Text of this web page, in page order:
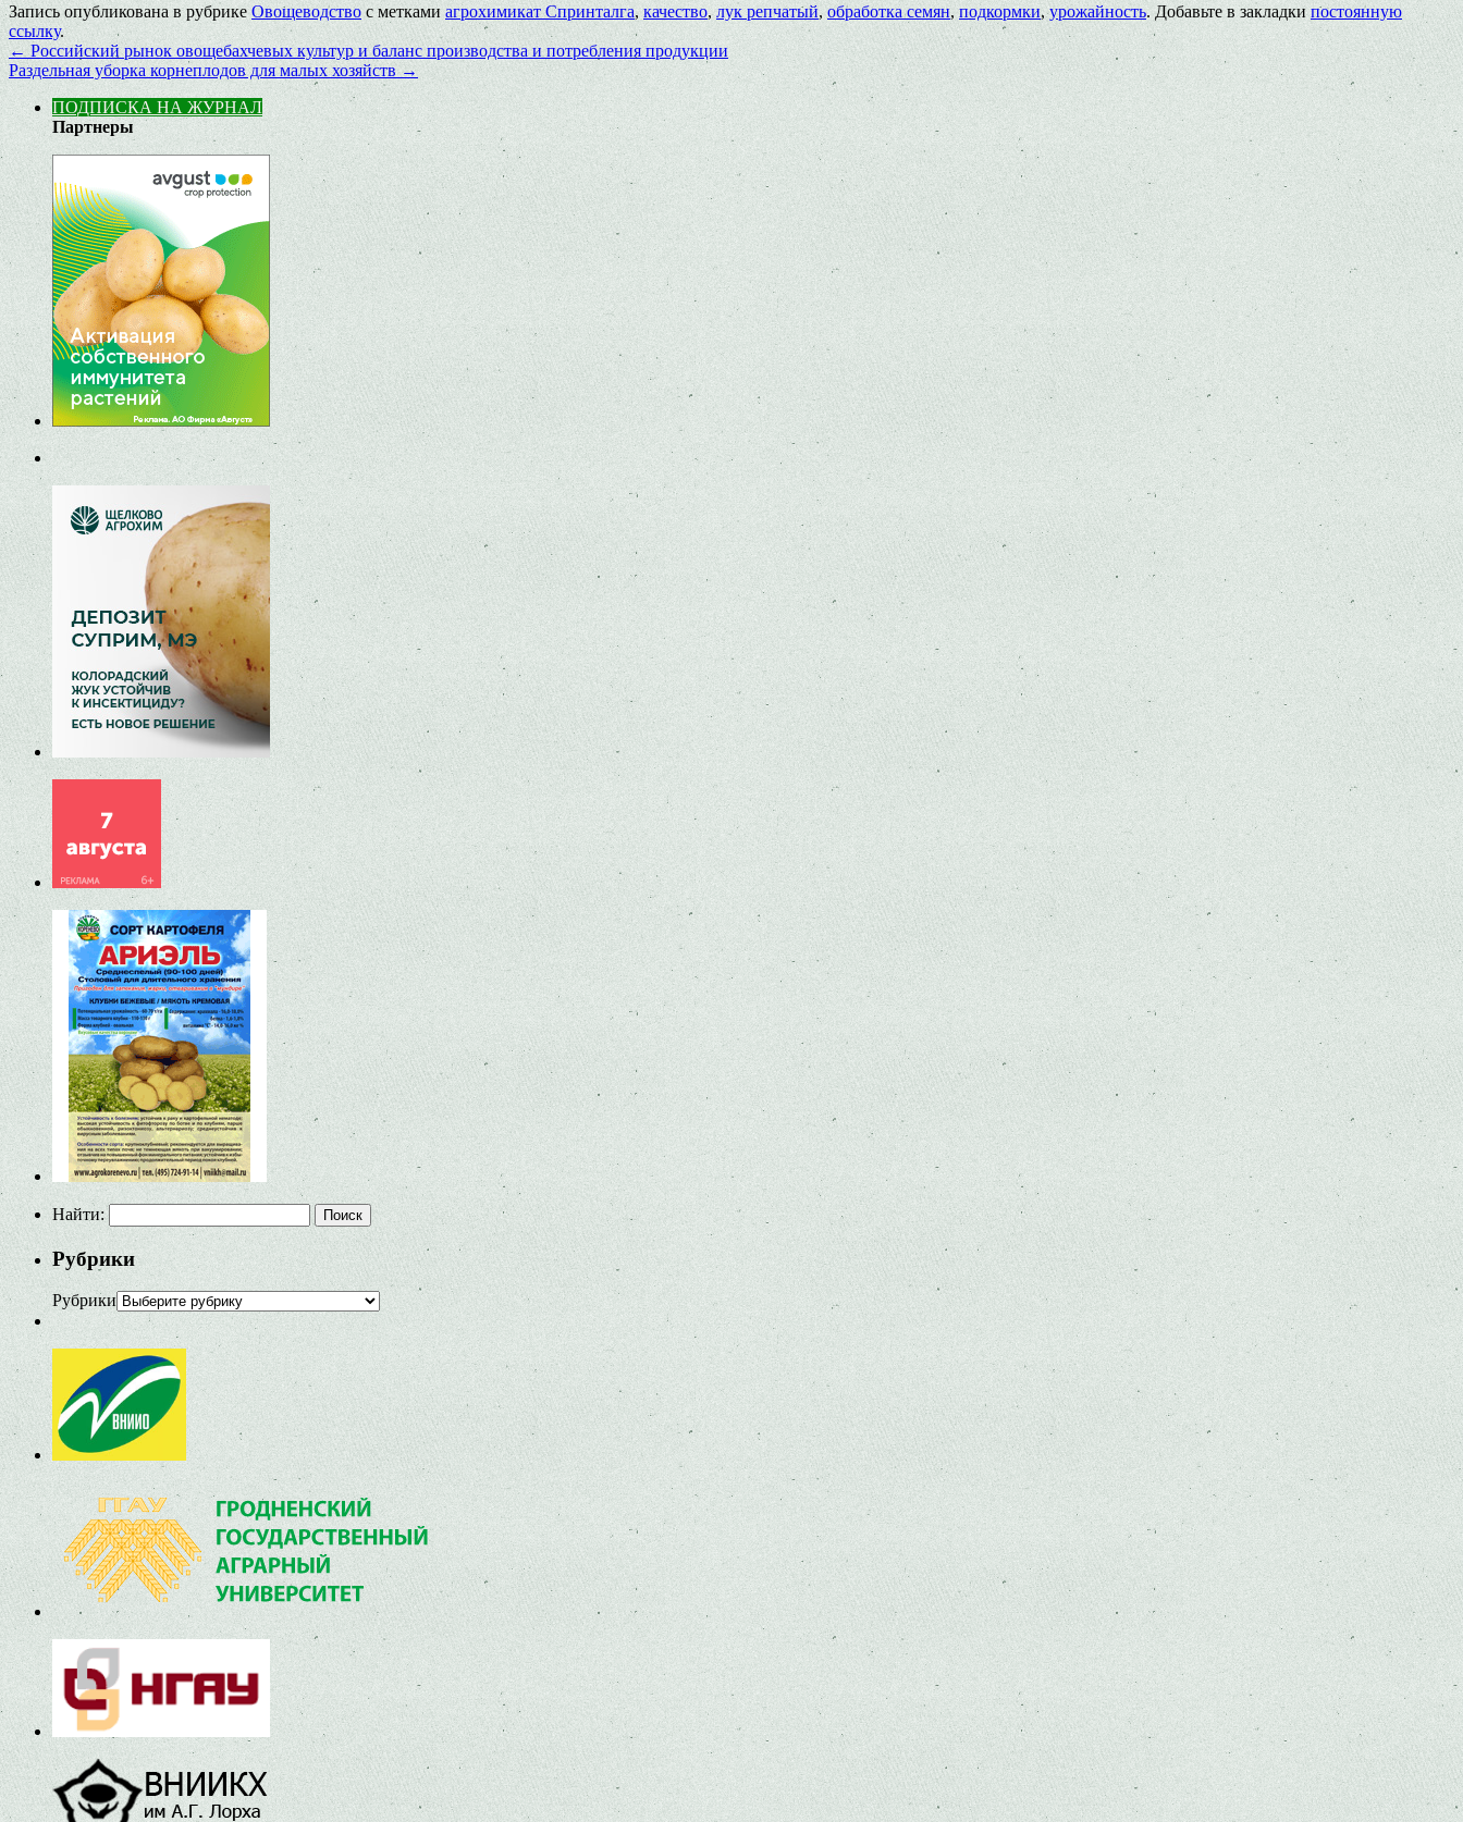
Запись опубликована в рубрикеОвощеводство с метками агрохимикат Спринталга, качество,лук репчатый, обработка семян, подкормки,урожайность. Добавьте в закладкипостоянную
ссылку.
← Российский рынок овощебахчевых культур и баланс производства и потребления продукции
Раздельная уборка корнеплодов для малых хозяйств →
ПОДПИСКА НА ЖУРНАЛ
Партнеры
Найти:
Рубрики
Рубрики